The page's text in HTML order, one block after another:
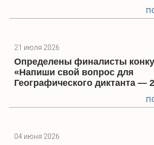
21 июля 2026
Определены финалисты
«Напиши свой вопрос для
Географического диктанта —
04 июня 2026